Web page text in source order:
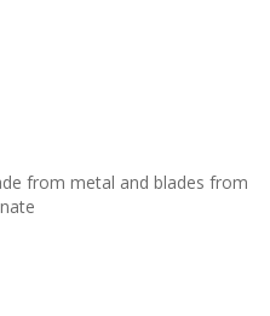
from metal and blades from